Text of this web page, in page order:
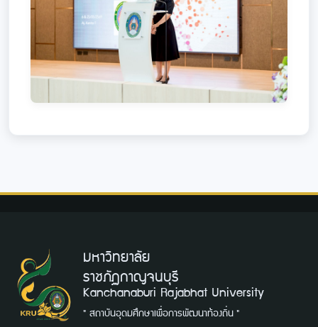
มหาวิทยาลัย
ราชภัฏกาญจนบุรี
Kanchanaburi Rajabhat University
" สถาบันอุดมศึกษาเพื่อการพัฒนาท้องถิ่น "